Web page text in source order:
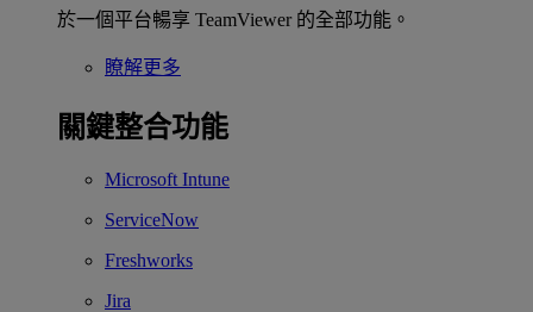
於一個平台暢享 TeamViewer 的全部功能。
瞭解更多
關鍵整合功能
Microsoft Intune
ServiceNow
Freshworks
Jira